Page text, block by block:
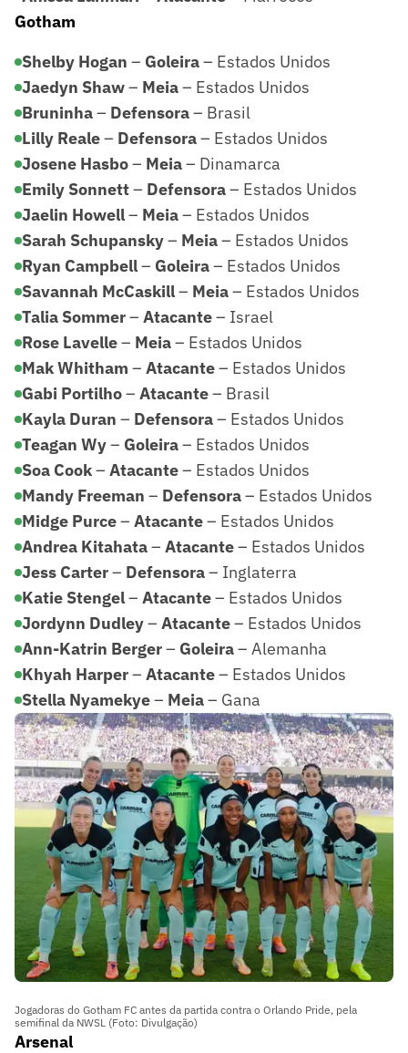
Gotham
Shelby Hogan – Goleira– Estados Unidos
Jaedyn Shaw– Meia– Estados Unidos
Bruninha– Defensora– Brasil
Lilly Reale– Defensora– Estados Unidos
Josene Hasbo– Meia– Dinamarca
Emily Sonnett– Defensora– Estados Unidos
Jaelin Howell– Meia– Estados Unidos
Sarah Schupansky– Meia– Estados Unidos
Ryan Campbell– Goleira– Estados Unidos
Savannah McCaskill– Meia– Estados Unidos
Talia Sommer– Atacante– Israel
Rose Lavelle– Meia– Estados Unidos
Mak Whitham – Atacante– Estados Unidos
Gabi Portilho– Atacante– Brasil
Kayla Duran – Defensora– Estados Unidos
Teagan Wy– Goleira– Estados Unidos
Soa Cook– Atacante– Estados Unidos
Mandy Freeman – Defensora– Estados Unidos
Midge Purce– Atacante– Estados Unidos
Andrea Kitahata– Atacante– Estados Unidos
Jess Carter– Defensora– Inglaterra
Katie Stengel– Atacante– Estados Unidos
Jordynn Dudley– Atacante– Estados Unidos
Ann-Katrin Berger– Goleira– Alemanha
Khyah Harper– Atacante– Estados Unidos
Stella Nyamekye– Meia– Gana
Jogadoras do Gotham FC antes da partida contra o Orlando Pride, pela
semifinal da NWSL (Foto: Divulgação)
Arsenal